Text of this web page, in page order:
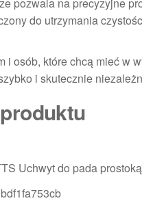
do utrzymania
i osób, które chcą mieć
i skutecznie
Uchwyt do pada